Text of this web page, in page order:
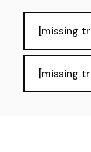
[missing
[missing